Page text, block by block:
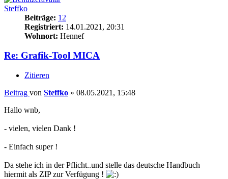
Steffko
Beiträge: 12
Registriert: 14.01.2021, 20:31
Wohnort: Hennef
Re: Grafik-Tool MICA
Zitieren
Beitrag von Steffko » 08.05.2021, 15:48
Hallo wnb,
- vielen, vielen Dank !
- Einfach super !
Da stehe ich in der Pflicht..und stelle das deutsche Handbuch
hiermit als ZIP zur Verfügung !